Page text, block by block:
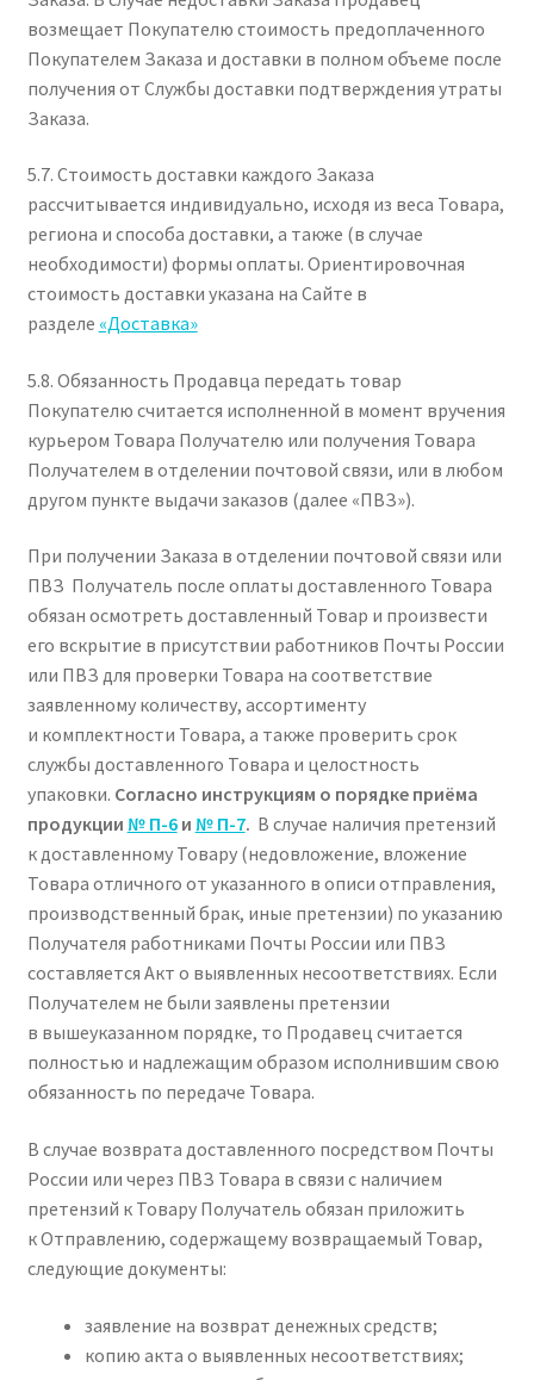
возмещает Покупателю стоимость предоплаченного
Покупателем Заказа и доставки в полном объеме после
получения от Службы доставки подтверждения утраты
Заказа.
5.7. Стоимость доставки каждого Заказа
рассчитывается индивидуально, исходя из веса Товара,
региона и способа доставки, а также (в случае
необходимости) формы оплаты. Ориентировочная
стоимость доставки указана на Сайте в
разделе «Доставка»
5.8. Обязанность Продавца передать товар
Покупателю считается исполненной в момент вручения
курьером Товара Получателю или получения Товара
Получателем в отделении почтовой связи, или в любом
другом пункте выдачи заказов (далее «ПВЗ»).
При получении Заказа в отделении почтовой связи или
ПВЗ Получатель после оплаты доставленного Товара
обязан осмотреть доставленный Товар и произвести
его вскрытие в присутствии работников Почты России
или ПВЗ для проверки Товара на соответствие
заявленному количеству, ассортименту
и комплектности Товара, а также проверить срок
службы доставленного Товара и целостность
упаковки. Согласно инструкциям о порядке приёма
продукции № П-6и № П-7. В случае наличия претензий
к доставленному Товару (недовложение, вложение
Товара отличного от указанного в описи отправления,
производственный брак, иные претензии) по указанию
Получателя работниками Почты России или ПВЗ
составляется Акт о выявленных несоответствиях. Если
Получателем не были заявлены претензии
в вышеуказанном порядке, то Продавец считается
полностью и надлежащим образом исполнившим свою
обязанность по передаче Товара.
В случае возврата доставленного посредством Почты
России или через ПВЗ Товара в связи с наличием
претензий к Товару Получатель обязан приложить
к Отправлению, содержащему возвращаемый Товар,
следующие документы:
заявление на возврат денежных средств;
копию акта о выявленных несоответствиях;